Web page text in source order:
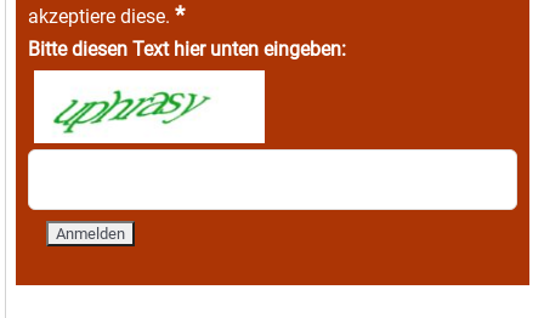
akzeptiere diese. *
Bitte diesen Text hier unten eingeben: